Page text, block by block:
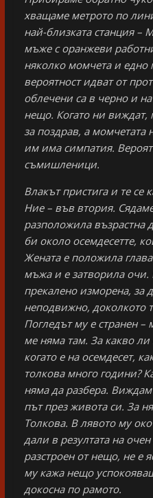
хващаме метрото по
най-близката станция –
мъже с оранжеви
няколко момчета и едно
вероятност идват от
облечени са в черно и
нещо. Когато ни
за поздрав, а момчетата
им има симпатия.
съмишленици.
Влакът пристига и те се
Ние – във втория.
разположила
би около осемдесетте,
Жената е положила
мъжа и е затворила
прекалено изморена, за
неподвижно, доколкото
Погледът му е странен –
ме няма там. За какво
когато е на осемдесет,
толкова много години?
няма да разбера.
път през живота си. За
Толкова. В лявото му
дали в резултата на
разстроен от нещо, не е
му кажа нещо
докосна по рамото.